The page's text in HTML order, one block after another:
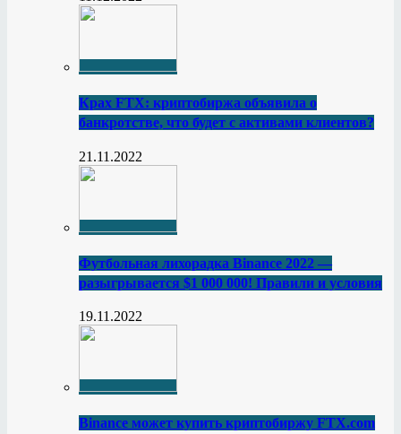
Крах FTX: криптобиржа объявила о
банкротстве, что будет с активами клиентов?
21.11.2022
Футбольная лихорадка Binance 2022 —
разыгрывается $1 000 000! Правили и условия
19.11.2022
Binance может купить криптобиржу FTX.com